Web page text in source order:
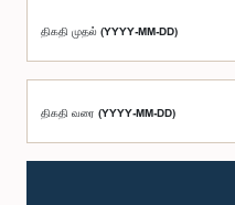
திகதி முதல் (YYYY-MM-DD)
திகதி வரை (YYYY-MM-DD)